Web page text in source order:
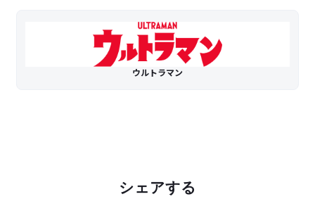
ウルトラマン
シェアする